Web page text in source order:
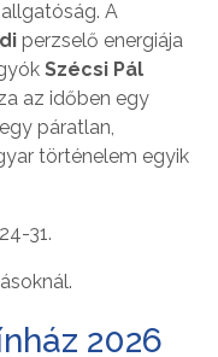
A
perzselő energiája
Szécsi Pál
az időben egy
páratlan,
történelem egyik
31.
2026